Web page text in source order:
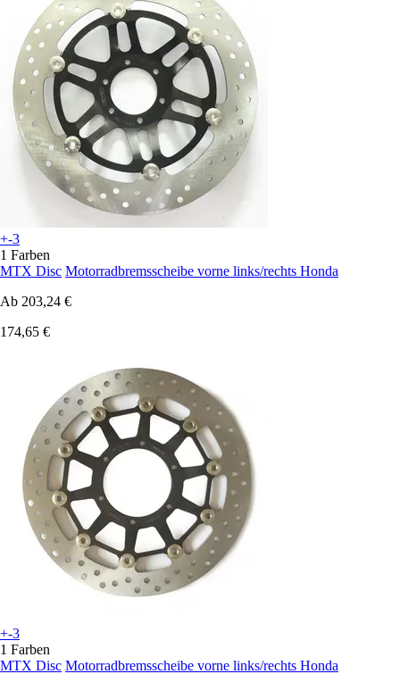
+-3
1 Farben
MTX Disc Motorradbremsscheibe vorne links/rechts Honda
Ab 203,24 €
174,65 €
+-3
1 Farben
MTX Disc Motorradbremsscheibe vorne links/rechts Honda